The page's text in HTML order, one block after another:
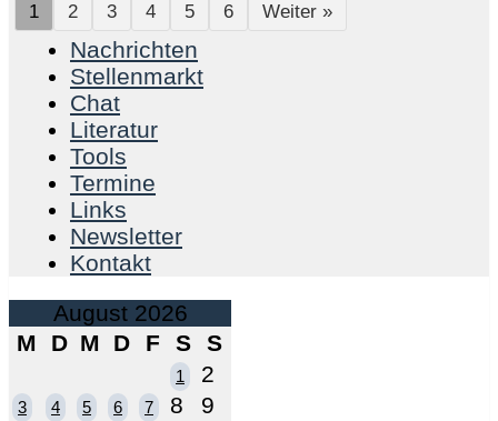
1 2 3 4 5 6 Weiter »
Nachrichten
Stellenmarkt
Chat
Literatur
Tools
Termine
Links
Newsletter
Kontakt
August 2026
M
D M D F S S
1 2
3 4 5 6 7 8 9